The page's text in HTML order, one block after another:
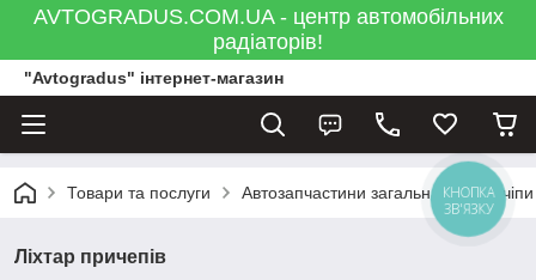
AVTOGRADUS.COM.UA - центр автомобільних
радіаторів!
"Avtogradus" інтернет-магазин
Товари та послуги Автозапчастини загальна
Ліхтар причепів
КНОПКА
ЗВ'ЯЗКУ